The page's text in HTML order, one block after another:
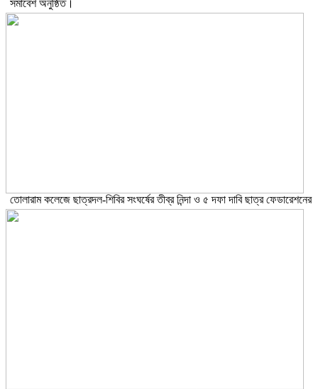
সমাবেশ অনুষ্ঠিত।
তোলারাম কলেজে ছাত্রদল-শিবির সংঘর্ষের তীব্র নিন্দা ও ৫ দফা দাবি ছাত্র ফেডারেশনের